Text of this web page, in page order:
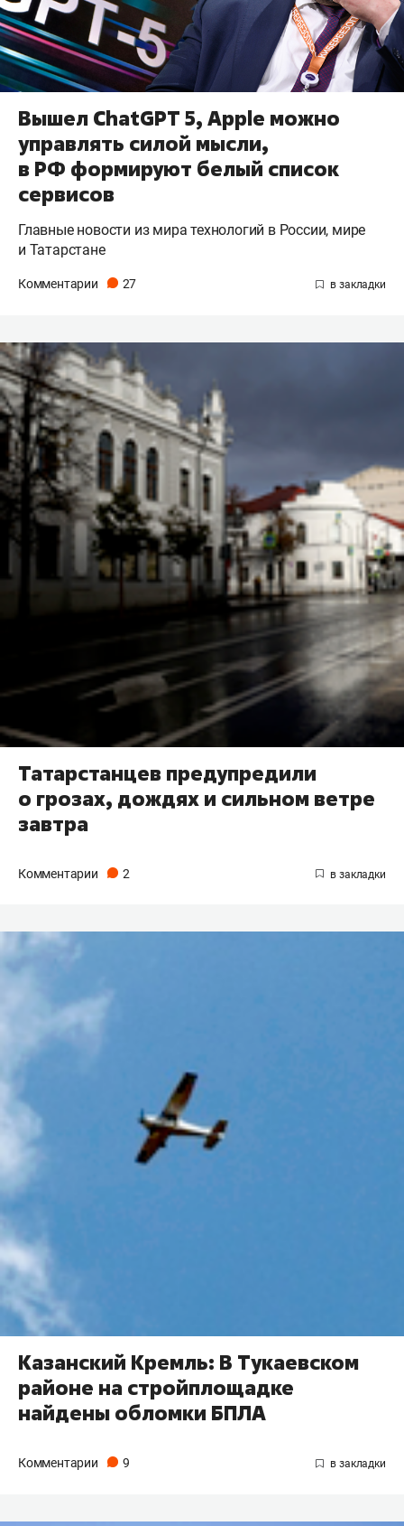
Вышел ChatGPT 5, Apple можно
управлять силой мысли,
в РФ формируют белый список
сервисов
Главные новости из мира технологий в России, мире
и Татарстане
Комментарии 27
Татарстанцев предупредили
о грозах, дождях и сильном ветре
завтра
Комментарии 2
Казанский Кремль: В Тукаевском
районе на стройплощадке
найдены обломки БПЛА
Комментарии 9